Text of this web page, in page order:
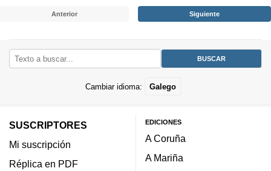
Anterior Siguiente
Cambiar idioma: Galego
SUSCRIPTORES
Mi suscripción
Réplica en PDF
EDICIONES
A Coruña
A Mariña